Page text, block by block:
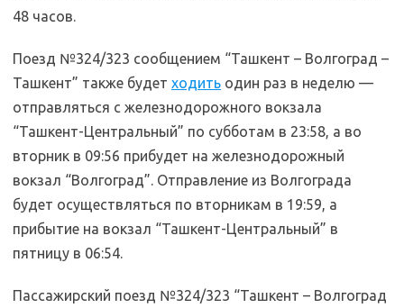
48 часов.
Поезд №324/323 сообщением “Ташкент – Волгоград –
Ташкент” также будет ходить один раз в неделю —
отправляться с железнодорожного вокзала
“Ташкент-Центральный” по субботам в 23:58, а во
вторник в 09:56 прибудет на железнодорожный
вокзал “Волгоград”. Отправление из Волгограда
будет осуществляться по вторникам в 19:59, а
прибытие на вокзал “Ташкент-Центральный” в
пятницу в 06:54.
Пассажирский поезд №324/323 “Ташкент – Волгоград